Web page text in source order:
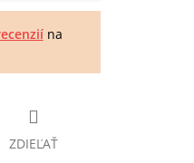
ZDIEĽAŤ
na